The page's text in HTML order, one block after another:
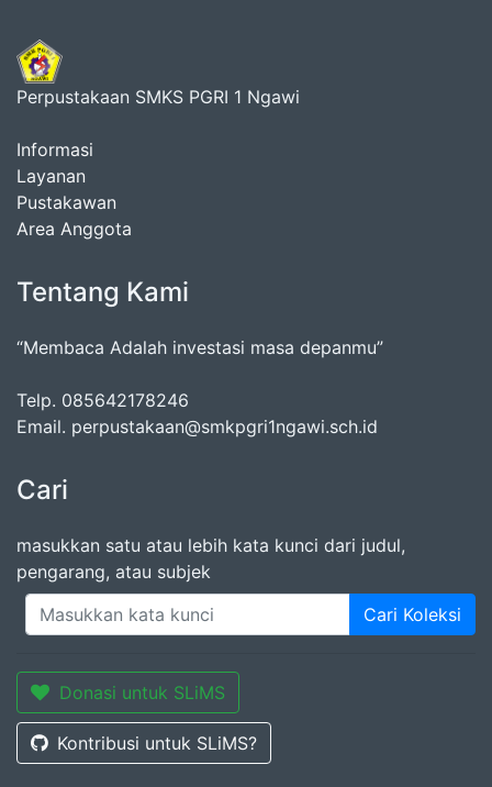
Perpustakaan SMKS PGRI 1 Ngawi
Informasi
Layanan
Pustakawan
Area Anggota
Tentang Kami
“Membaca Adalah investasi masa depanmu”
Telp. 085642178246
Email. perpustakaan@smkpgri1ngawi.sch.id
Cari
masukkan satu atau lebih kata kunci dari judul,
pengarang, atau subjek
Cari Koleksi
Donasi untuk SLiMS
Kontribusi untuk SLiMS?